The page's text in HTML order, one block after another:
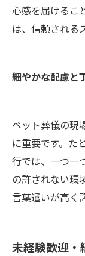
心感を届けるこ
は、信頼される
細やかな配慮と
ペット葬儀の現
に重要です。た
行では、一つ一
の許されない環
言葉遣いが高く
未経験歓迎・